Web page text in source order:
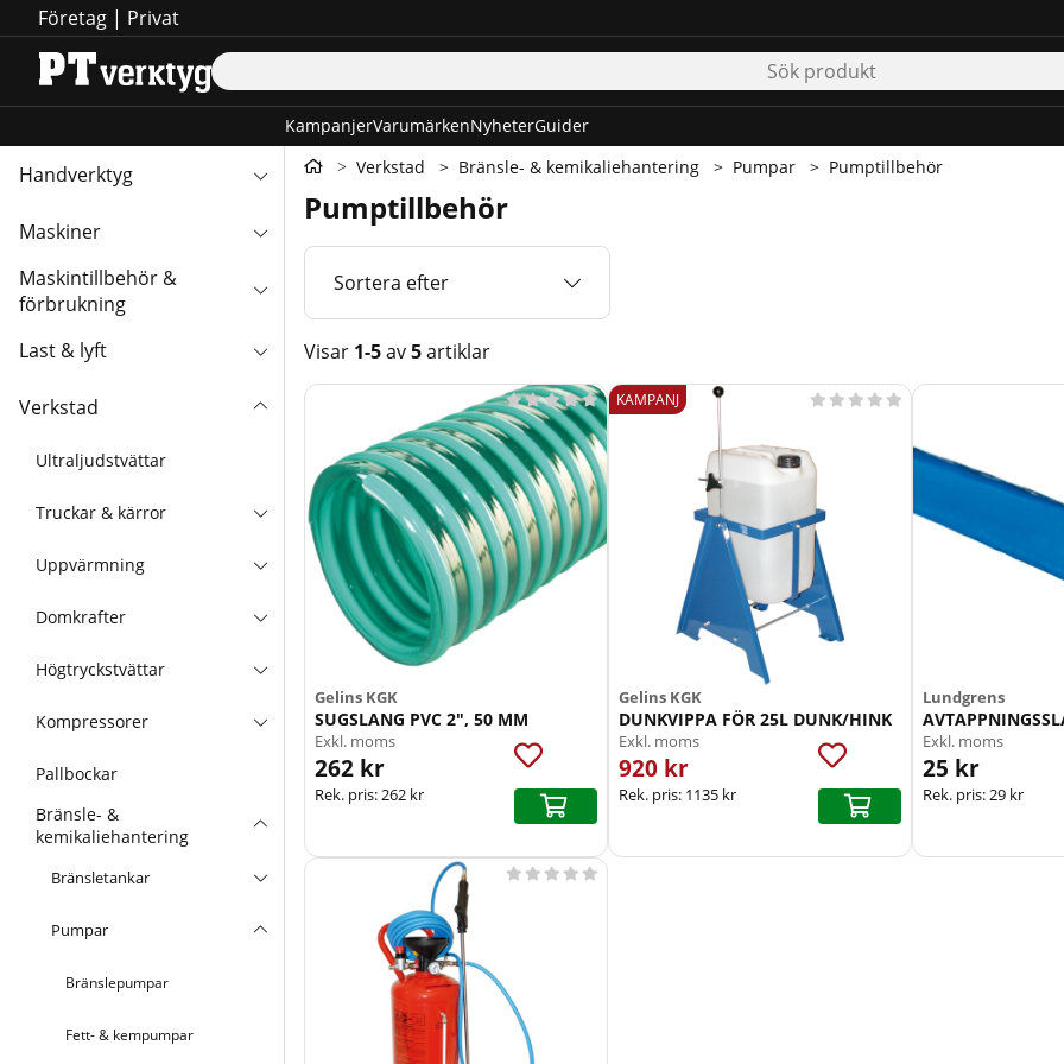
Företag | Privat
KampanjerVarumärkenNyheterGuider
Handverktyg
Maskiner
Maskintillbehör &
förbrukning
Last & lyft
Verkstad
Ultraljudstvättar
Truckar & kärror
Uppvärmning
Domkrafter
Högtryckstvättar
Kompressorer
Pallbockar
Bränsle- &
kemikaliehantering
Bränsletankar
Pumpar
Bränslepumpar
Fett- & kempumpar
Verkstad Bränsle- & kemikaliehantering Pumpar Pumptillbehör
Pumptillbehör
Sortera efter
Visar 1-5av5artiklar
Produkter
Gelins KGK
SUGSLANG PVC 2", 50 MM

Exkl. moms
262 kr
Rek. pris:262 kr
KAMPANJ
Gelins KGK
DUNKVIPPA FÖR 25L DUNK/HINK
    
Exkl. moms
920 kr
Rek. pris: 1135 kr
Lundgrens
Exkl. moms
25 kr
Rek. pris:29 kr
    